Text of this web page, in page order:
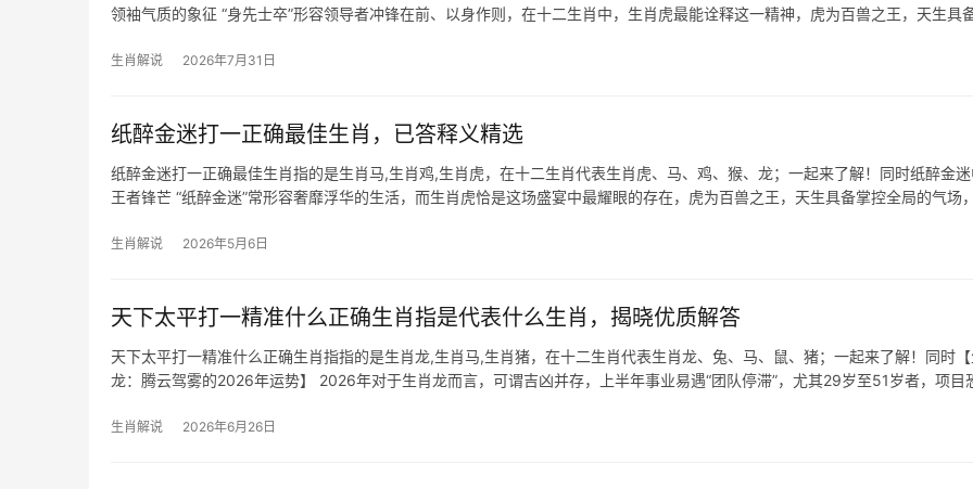
领袖气质的象征 “身先士卒”形容领导者冲锋在前、以身作则，在十二生肖中，生肖虎最能诠释这一精神，虎为百兽之王，天生具
生肖解说 2026年7月31日
纸醉金迷打一正确最佳生肖，已答释义精选
纸醉金迷打一正确最佳生肖指的是生肖马,生肖鸡,生肖虎，在十二生肖代表生肖虎、马、鸡、猴、龙；一起来了解！同时纸醉金
王者锋芒 “纸醉金迷”常形容奢靡浮华的生活，而生肖虎恰是这场盛宴中最耀眼的存在，虎为百兽之王，天生具备掌控全局的气场
生肖解说 2026年5月6日
天下太平打一精准什么正确生肖指是代表什么生肖，揭晓优质解答
天下太平打一精准什么正确生肖指指的是生肖龙,生肖马,生肖猪，在十二生肖代表生肖龙、兔、马、鼠、猪；一起来了解！同时【
龙：腾云驾雾的2026年运势】 2026年对于生肖龙而言，可谓吉凶并存，上半年事业易遇“团队停滞”，尤其29岁至51岁者，项目
生肖解说 2026年6月26日